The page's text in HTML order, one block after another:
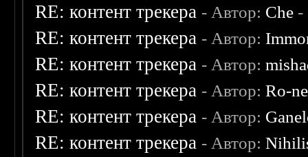
RE: контент трекера - Автор: Che -
RE: контент трекера - Автор:
RE: контент трекера - Автор:
RE: контент трекера - Автор:Ro-
RE: контент трекера - Автор:
RE: контент трекера - Автор: